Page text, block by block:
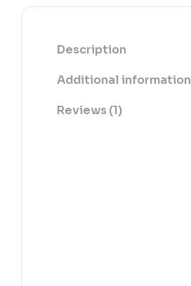
Description
Additional information
Reviews (1)